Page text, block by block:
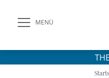
MENÜ